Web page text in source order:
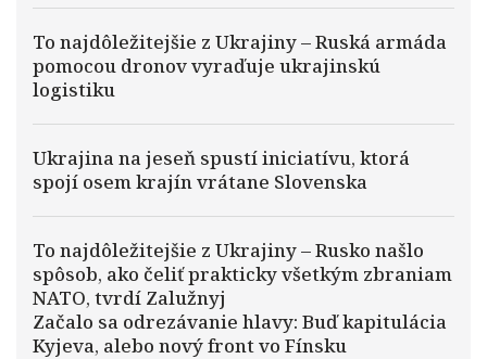
To najdôležitejšie z Ukrajiny – Ruská armáda
pomocou dronov vyraďuje ukrajinskú
logistiku
Ukrajina na jeseň spustí iniciatívu, ktorá
spojí osem krajín vrátane Slovenska
To najdôležitejšie z Ukrajiny – Rusko našlo
spôsob, ako čeliť prakticky všetkým zbraniam
NATO, tvrdí Zalužnyj
Začalo sa odrezávanie hlavy: Buď kapitulácia
Kyjeva, alebo nový front vo Fínsku